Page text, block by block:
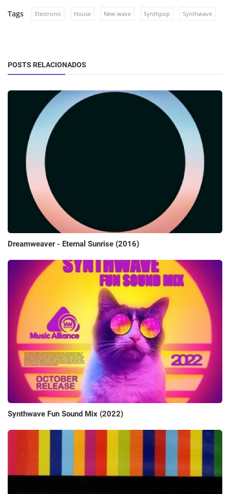
Tags Electronic House New wave Synthpop Synthwave
POSTS RELACIONADOS
Dreamweaver - Eternal Sunrise (2016)
Synthwave Fun Sound Mix (2022)